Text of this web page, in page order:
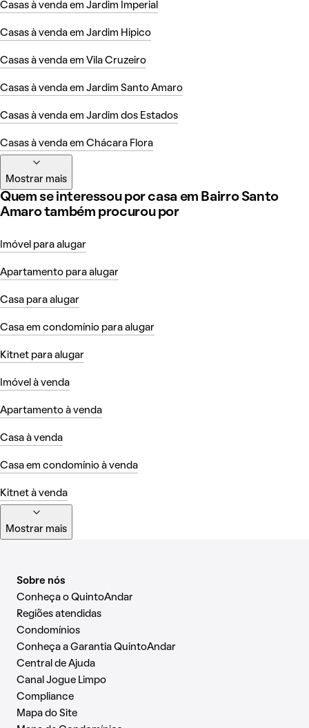
Casas à venda em Jardim Imperial
Casas à venda em Jardim Hipico
Casas à venda em Vila Cruzeiro
Casas à venda em Jardim Santo Amaro
Casas à venda em Jardim dos Estados
Casas à venda em Chácara Flora
Mostrar mais
Quem se interessou por casa em Bairro Santo
Amaro também procurou por
Imóvel para alugar
Apartamento para alugar
Casa para alugar
Casa em condomínio para alugar
Kitnet para alugar
Imóvel à venda
Apartamento à venda
Casa à venda
Casa em condomínio à venda
Kitnet à venda
Mostrar mais
Sobre nós
Conheça o QuintoAndar
Regiões atendidas
Condomínios
Conheça a Garantia QuintoAndar
Central de Ajuda
Canal Jogue Limpo
Compliance
Mapa do Site